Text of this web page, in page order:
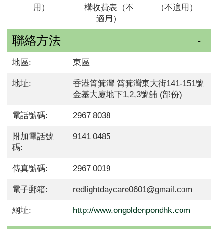
用）
構收費表（不
適用）
（不適用）
聯絡方法
地區: 東區
地址:
香港筲箕灣 筲箕灣東大街141-151號
金基大廈地下1,2,3號舖 (部份)
電話號碼: 2967 8038
附加電話號
碼:
9141 0485
傳真號碼: 2967 0019
電子郵箱: redlightdaycare0601@gmail.com
網址: http://www.ongoldenpondhk.com